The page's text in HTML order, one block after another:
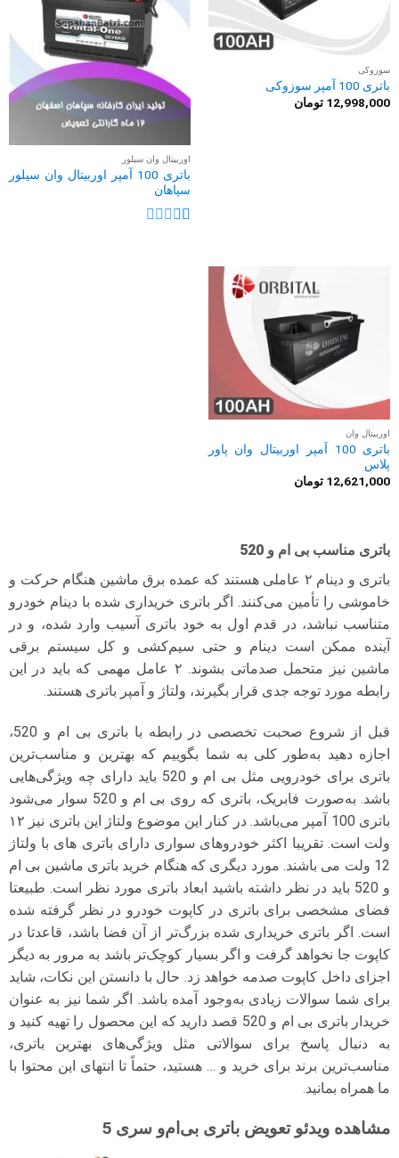
سوزوکی
باتری 100 آمپر سوزوکی
12,998,000 تومان
اوربیتال وان سیلور
باتری 100 آمپر اوربیتال وان سیلور
سپاهان
اوربیتال وان
باتری 100 آمپر اوربیتال وان پاور
پلاس
12,621,000 تومان
باتری مناسب بی ام و 520
باتری و دینام ۲ عاملی هستند که عمده برق ماشین هنگام حرکت و
خاموشی را تأمین می‌کنند. اگر باتری خریداری شده با دینام خودرو
متناسب نباشد، در قدم اول به خود باتری آسیب وارد شده، و در
آینده ممکن است دینام و حتی سیم‌کشی و کل سیستم برقی
ماشین نیز متحمل صدماتی بشوند. ۲ عامل مهمی که باید در این
رابطه مورد توجه جدی قرار بگیرند، ولتاژ و آمپر باتری هستند.
قبل از شروع صحبت تخصصی در رابطه با باتری بی ام و 520،
اجازه دهید به‌طور کلی به شما بگوییم که بهترین و مناسب‌ترین
باتری برای خودرویی مثل بی ام و 520 باید دارای چه ویژگی‌هایی
باشد. به‌صورت فابریک، باتری که روی بی ام و 520 سوار می‌شود
باتری 100 آمپر می‌باشد. در کنار این موضوع ولتاژ این باتری نیز ۱۲
ولت است. تقریبا اکثر خودروهای سواری دارای باتری های با ولتاژ
12 ولت می باشند. مورد دیگری که هنگام خرید باتری ماشین بی ام
و 520 باید در نظر داشته باشید ابعاد باتری مورد نظر است. طبیعتا
فضای مشخصی برای باتری در کاپوت خودرو در نظر گرفته شده
است. اگر باتری خریداری شده بزرگ‌تر از آن فضا باشد، قاعدتا در
کاپوت جا نخواهد گرفت و اگر بسیار کوچک‌تر باشد به مرور به دیگر
اجزای داخل کاپوت صدمه خواهد زد. حال با دانستن این نکات، شاید
برای شما سوالات زیادی به‌وجود آمده باشد. اگر شما نیز به عنوان
خریدار باتری بی ام و 520 قصد دارید که این محصول را تهیه کنید و
به دنبال پاسخ برای سوالاتی مثل ویژگی‌های بهترین باتری،
مناسب‌ترین برند برای خرید و … هستید، حتماً تا انتهای این محتوا با
ما همراه بمانید.
مشاهده ویدئو تعویض باتری بی‌ام‌و سری 5